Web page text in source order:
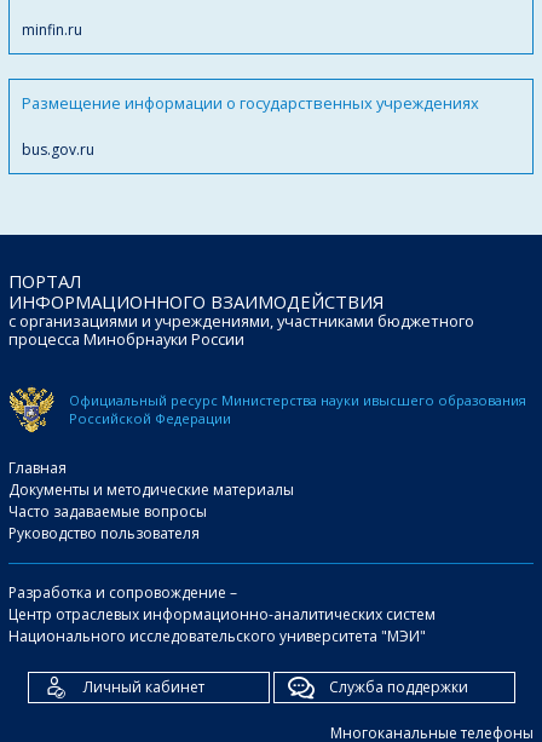
minfin.ru
Размещение информации о государственных учреждениях
bus.gov.ru
ПОРТАЛ
ИНФОРМАЦИОННОГО ВЗАИМОДЕЙСТВИЯ
с организациями и учреждениями, участниками бюджетного
процесса Минобрнауки России
Официальный ресурс Министерства науки ивысшего образования
Российской Федерации
Главная
Документы и методические материалы
Часто задаваемые вопросы
Руководство пользователя
Разработка и сопровождение –
Центр отраслевых информационно-аналитических систем
Национального исследовательского университета "МЭИ"
Личный кабинет Служба поддержки
Многоканальные телефоны